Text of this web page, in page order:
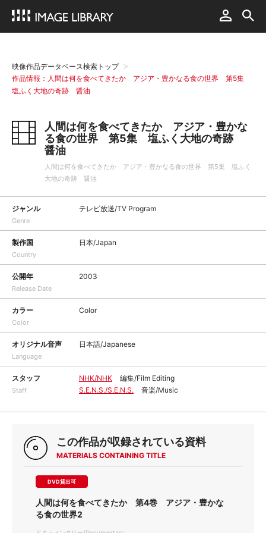
映像作品データベース検索トップ
作品情報：人間は何を食べてきたか アジア・豊かなる食の世界 第5集
塩ふく大地の奇跡 醤油
人間は何を食べてきたか アジア・豊かな
る食の世界 第5集 塩ふく大地の奇跡
醤油
人間は何を食べてきたか アジア・豊かなる食の世界 第5集 塩ふく
大地の奇跡 醤油
ジャンル
Genre
テレビ放送/TV Program
製作国
Country
日本/Japan
公開年
Release Date
2003
カラー
Color
Color
オリジナル音声
Language
日本語/Japanese
スタッフ
Staff
NHK/NHK
編集/Film Editing
S.E.N.S./S.E.N.S.
音楽/Music
この作品が収録されている資料
MATERIALS CONTAINING TITLE
DVD貸出可
人間は何を食べてきたか 第4巻 アジア・豊かな
る食の世界2